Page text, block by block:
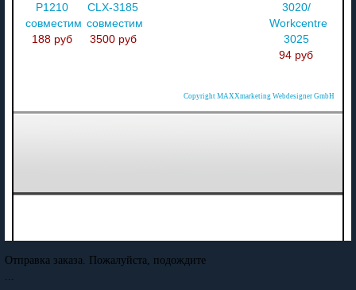
P1210
совместимый
188 руб
CLX-3185
совместимый
3500 руб
3020/
Workcentre
3025
94 руб
Copyright MAXXmarketing Webdesigner GmbH
Отправка заказа. Пожалуйста, подождите
...